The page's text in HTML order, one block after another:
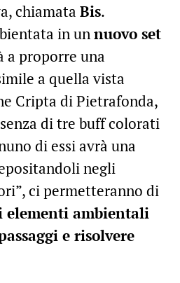
chiamata Bis.
in unnuovo set
a proporre una
a quella vista
Cripta di Pietrafonda,
di tre buff colorati
di essi avrà una
negli
ci permetteranno di
elementi ambientali
e risolvere